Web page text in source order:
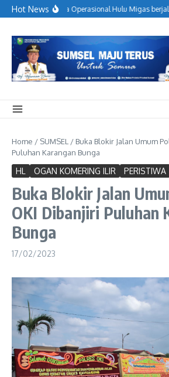
Lewati ke konten
Hot NewsMenjaga Operasional Hulu Migas
Home / SUMSEL / Buka Blokir Jalan Umum
Puluhan Karangan Bunga
HL OGAN KOMERING ILIR PERISTIWA
Buka Blokir Jalan
OKI Dibanjiri Puluhan
Bunga
17/02/2023